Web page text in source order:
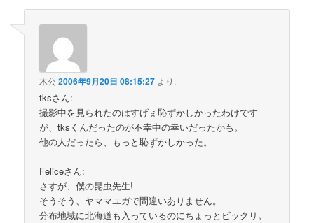
木公2006年9月20日 08:15:27 より:
tksさん:
撮影中を見られたのはすげぇ恥ずかしかったわけです
が、tksくんだったのが不幸中の幸いだったかも。
他の人だったら、もっと恥ずかしかった。
Feliceさん:
さすが、僕の昆虫先生!
そうそう、ヤママユガで間違いありません。
分布地域に北海道も入っているのにちょっとビックリ。